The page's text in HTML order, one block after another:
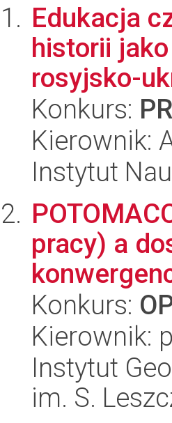
Edukacja
historii
rosyjsko-
Konkurs:
Kierownik:
Instytut
pracy) a
Konkurs:
Kierownik:
Instytut
im. S.